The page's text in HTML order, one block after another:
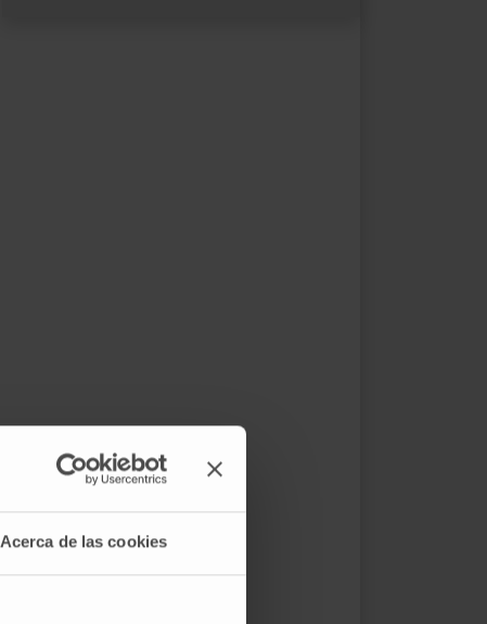
Acerca de las cookies